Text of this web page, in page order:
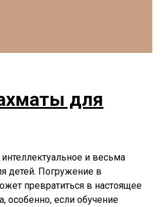
для
и весьма
детей. Погружение в
превратиться в настоящее
особенно, если обучение